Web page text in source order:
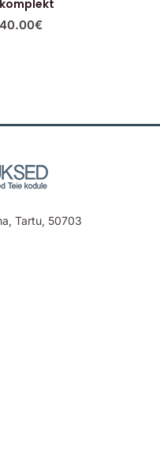
komplekt
40.00€
Tartu, 50703